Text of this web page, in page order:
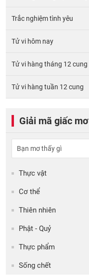
Trắc nghiệm tình yêu
Tử vi hôm nay
Tử vi hàng tháng 12 cung
Tử vi hàng tuần 12 cung
Giải mã giấc mơ
Thực vật
Cơ thể
Thiên nhiên
Phật - Quỷ
Thực phẩm
Sống chết